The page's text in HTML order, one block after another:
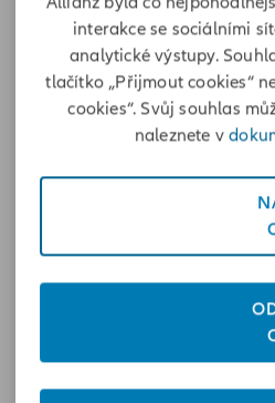
let, každého pátého,
poloviny seniorů
Více o
Kolik stojí péče o
V případě domovů pro
částku za stravu a
interakce se sociálními
analytické výstupy.
tlačítko „Přijmout cookies“
cookies“. Svůj souhlas
naleznete v